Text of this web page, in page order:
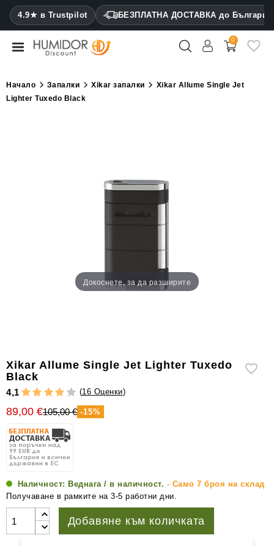
4.9★ в Trustpilot БЕЗПЛАТНА ДОСТАВКА до България
CATEGORY
Хумидори
Други
аксесоари
за
пури
0
Начало Запалки Xikar запалки
Xikar Allume Single Jet
Lighter Tuxedo Black
Докоснете, за да разширите
Xikar Allume Single Jet Lighter Tuxedo
Black
4,1 (16 Оценки)
89,00 €105,00 € -15%
Наличност: Веднага / в наличност. - Само 7 броя на склад
Получаване в рамките на 3-5 работни дни.
Добавяне към количката